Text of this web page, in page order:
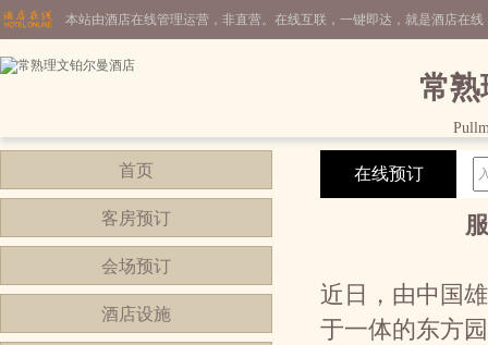
本站由酒店在线管理运营，非直营。在线互联，一键即达，就是酒店在线
常
首页
客房预订
会场预订
酒店设施
在线预订
近日，由中国
于一体的东方